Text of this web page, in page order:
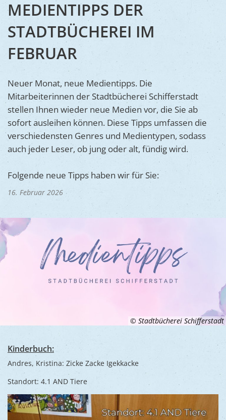
Ukraine
Wahlen
Schulen
Ernst-
MEDIENTIPPS DER
STADTBÜCHEREI IM
FEBRUAR
Neuer Monat, neue Medientipps. Die
Mitarbeiterinnen der Stadtbücherei Schifferstadt
stellen Ihnen wieder neue Medien vor, die Sie ab
sofort ausleihen können. Diese Tipps umfassen die
verschiedensten Genres und Medientypen, sodass
auch jeder Leser, ob jung oder alt, fündig wird.
Folgende neue Tipps haben wir für Sie:
16. Februar 2026
© Stadtbücherei Schifferstadt
Kinderbuch:
Andres, Kristina: Zicke Zacke Igekkacke
Standort: 4.1 AND Tiere